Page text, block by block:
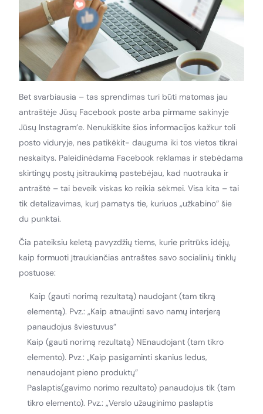
Bet svarbiausia – tas sprendimas turi būti matomas jau
antraštėje Jūsų Facebook poste arba pirmame sakinyje
Jūsų Instagram’e. Nenukiškite šios informacijos kažkur toli
posto viduryje, nes patikėkit- dauguma iki tos vietos tikrai
neskaitys. Paleidinėdama Facebook reklamas ir stebėdama
skirtingų postų įsitraukimą pastebėjau, kad nuotrauka ir
antraštė – tai beveik viskas ko reikia sėkmei. Visa kita – tai
tik detalizavimas, kurį pamatys tie, kuriuos „užkabino” šie
du punktai.
Čia pateiksiu keletą pavyzdžių tiems, kurie pritrūks idėjų,
kaip formuoti įtraukiančias antraštes savo socialinių tinklų
postuose:
Kaip (gauti norimą rezultatą) naudojant (tam tikrą
elementą). Pvz.: „Kaip atnaujinti savo namų interjerą
panaudojus šviestuvus”
Kaip (gauti norimą rezultatą) NEnaudojant (tam tikro
elemento). Pvz.: „Kaip pasigaminti skanius ledus,
nenaudojant pieno produktų”
Paslaptis(gavimo norimo rezultato) panaudojus tik (tam
tikro elemento). Pvz.: „Verslo užauginimo paslaptis